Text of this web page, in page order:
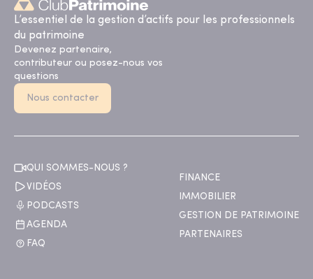
L’essentiel de la gestion d’actifs pour les professionnels
du patrimoine
Devenez partenaire,
contributeur ou posez-nous vos
questions
Nous contacter
QUI SOMMES-NOUS ?
VIDÉOS
PODCASTS
AGENDA
FAQ
FINANCE
IMMOBILIER
GESTION DE PATRIMOINE
PARTENAIRES